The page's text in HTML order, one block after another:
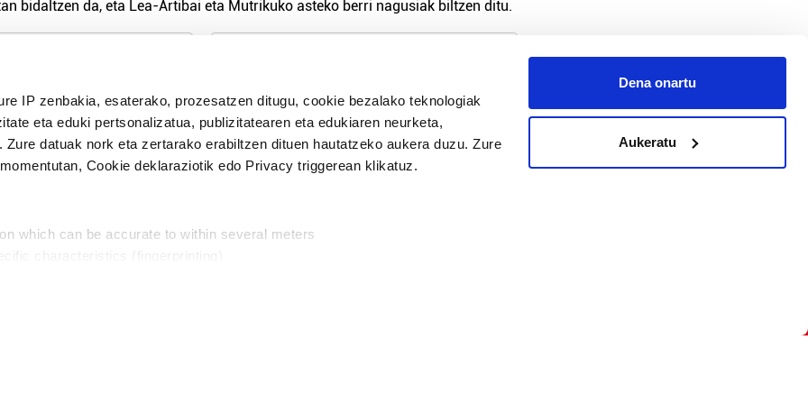
IP zenbakia, esaterako, prozesatzen ditugu, cookie bezalako teknologiak
eta eduki pertsonalizatua, publizitatearen eta edukiaren neurketa,
datuak nork eta zertarako erabiltzen dituen hautatzeko aukera duzu. Zure
Cookie deklaraziotik edo Privacy triggerean klikatuz.
which can be accurate to within several meters
Dena onartu
Aukeratu
bidaltzen da, eta Lea-Artibai eta Mutrikuko asteko berri nagusiak biltzen ditu.
Harpidetu
modu librean kontatzea da gure eginkizuna. Horretarako zure ekarpena